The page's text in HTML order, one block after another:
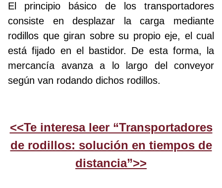
El principio básico de los transportadores
consiste en desplazar la carga mediante
rodillos que giran sobre su propio eje, el cual
está fijado en el bastidor. De esta forma, la
mercancía avanza a lo largo del conveyor
según van rodando dichos rodillos.
<<Te interesa leer “Transportadores
de rodillos: solución en tiempos de
distancia”>>